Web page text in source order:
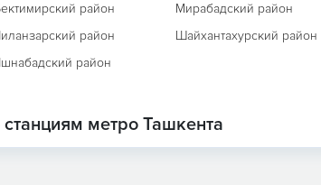
район Мирабадский район
район Шайхантахурский район
район
метро Ташкента